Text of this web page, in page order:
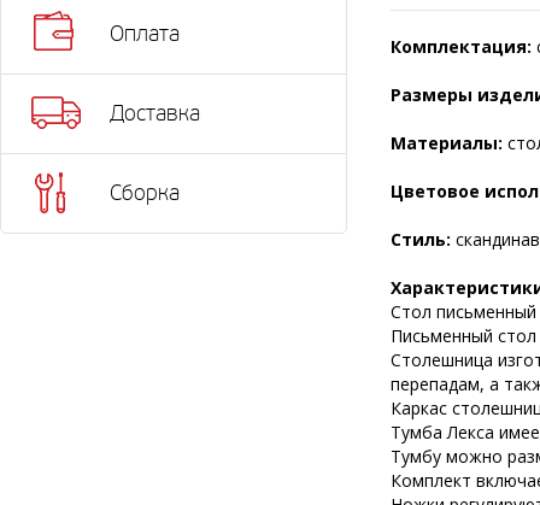
Оплата
Доставка
Сборка
Комплектация:
Размеры
Материалы:
Цветовое
Стиль:
Стол письменный
Письменный
Столешница
перепадам, а
Каркас
Тумба Лекса
Тумбу можно
Комплект